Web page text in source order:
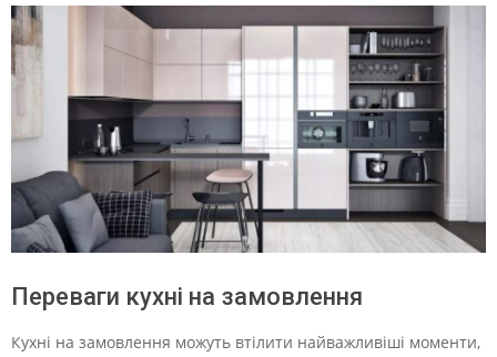
Переваги кухні на замовлення
Кухні на замовлення можуть втілити найважливіші моменти,